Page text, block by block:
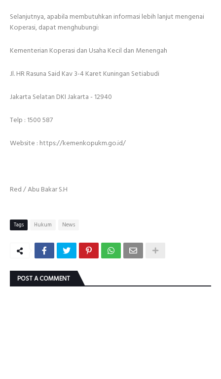
Selanjutnya, apabila membutuhkan informasi lebih lanjut mengenai
Koperasi, dapat menghubungi:
Kementerian Koperasi dan Usaha Kecil dan Menengah
Jl. HR Rasuna Said Kav 3-4 Karet Kuningan Setiabudi
Jakarta Selatan DKI Jakarta - 12940
Telp : 1500 587
Website : https://kemenkopukm.go.id/
Red / Abu Bakar S.H
Tags Hukum News
POST A COMMENT